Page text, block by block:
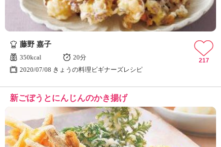
藤野 嘉子
350kcal
20分
2020/07/08 きょうの料理ビギナーズレシピ
217
新ごぼうとにんじんのかき揚げ